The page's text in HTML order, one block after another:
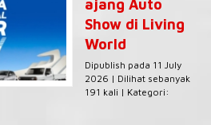
ajang Auto
Show di Living
World
Dipublish pada 11 July
2026 | Dilihat sebanyak
191 kali | Kategori: